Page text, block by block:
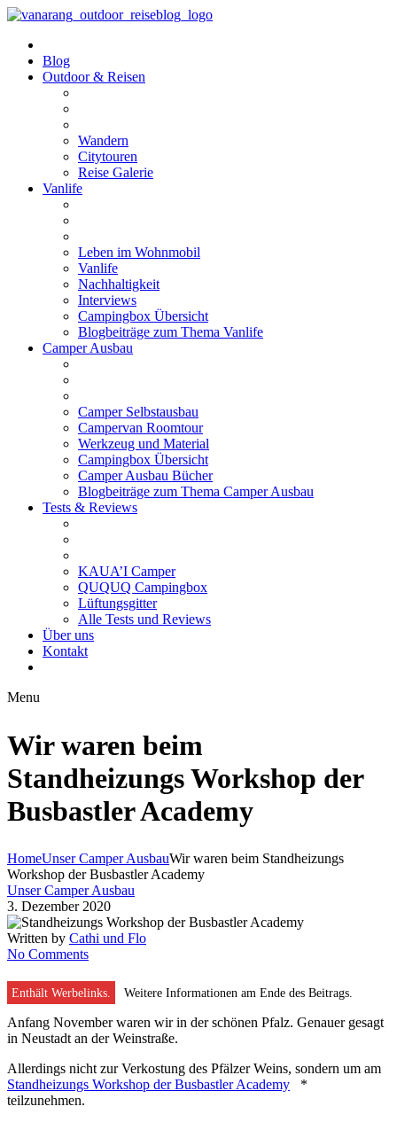
Blog
Outdoor & Reisen
Wandern
Citytouren
Reise Galerie
Vanlife
Leben im Wohnmobil
Vanlife
Nachhaltigkeit
Interviews
Campingbox Übersicht
Blogbeiträge zum Thema Vanlife
Camper Ausbau
Camper Selbstausbau
Campervan Roomtour
Werkzeug und Material
Campingbox Übersicht
Camper Ausbau Bücher
Blogbeiträge zum Thema Camper Ausbau
Tests & Reviews
KAUA’I Camper
QUQUQ Campingbox
Lüftungsgitter
Alle Tests und Reviews
Über uns
Kontakt
Menu
Wir waren beim
Standheizungs Workshop der
Busbastler Academy
HomeUnser Camper AusbauWir waren beim Standheizungs
Workshop der Busbastler Academy
Unser Camper Ausbau
3. Dezember 2020
Written by Cathi und Flo
No Comments
Enthält Werbelinks. Weitere Informationen am Ende des Beitrags.
Anfang November waren wir in der schönen Pfalz. Genauer gesagt
in Neustadt an der Weinstraße.
Allerdings nicht zur Verkostung des Pfälzer Weins, sondern um am
Standheizungs Workshop der Busbastler Academy
*
teilzunehmen.